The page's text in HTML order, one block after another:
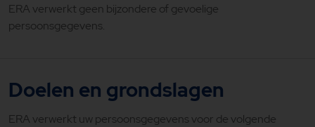
ERA verwerkt geen bijzondere of gevoelige
persoonsgegevens.
Doelen en grondslagen
ERA verwerkt uw persoonsgegevens voor de volgende